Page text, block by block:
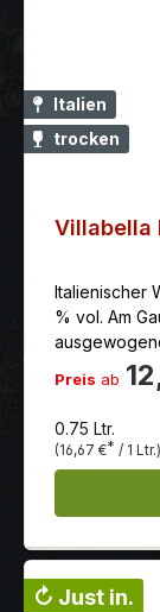
Italien
trocken
Villabella
Italienischer
% vol. Am
und
Mineralität
Preis ab
0.75 Ltr.
(16,67 €* / 1 Ltr.)
↻ Just in.